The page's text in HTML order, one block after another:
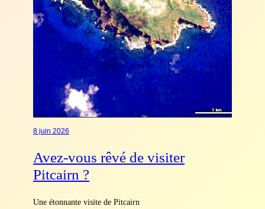
8 juin 2026
Avez-vous rêvé de visiter
Pitcairn ?
Une étonnante visite de Pitcairn